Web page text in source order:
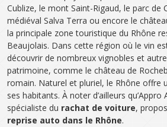
Cublize, le mont Saint-Rigaud, le parc de
médiéval Salva Terra ou encore le
la principale zone touristique du Rhône
Beaujolais. Dans cette région où le vin
découvrir de nombreux vignobles et
patrimoine, comme le château de
romain. Naturel et pluriel, le Rhône offre
ses habitants. À noter d’ailleurs
spécialiste du rachat de voiture,
reprise auto dans le Rhône.